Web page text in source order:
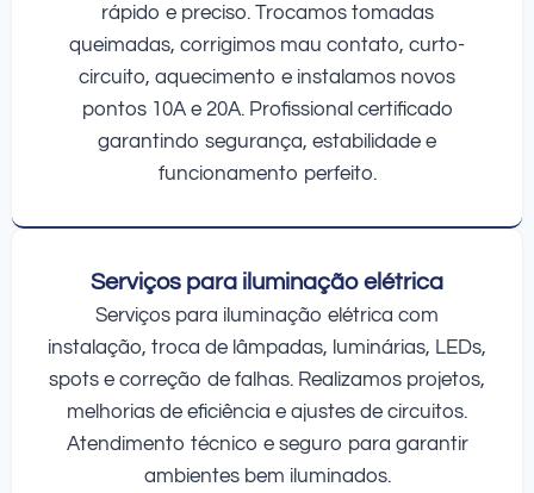
rápido e preciso. Trocamos tomadas
queimadas, corrigimos mau contato, curto-
circuito, aquecimento e instalamos novos
pontos 10A e 20A. Profissional certificado
garantindo segurança, estabilidade e
funcionamento perfeito.
Serviços para iluminação elétrica
Serviços para iluminação elétrica com
instalação, troca de lâmpadas, luminárias, LEDs,
spots e correção de falhas. Realizamos projetos,
melhorias de eficiência e ajustes de circuitos.
Atendimento técnico e seguro para garantir
ambientes bem iluminados.